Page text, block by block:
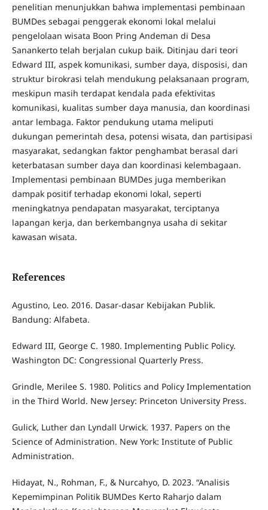
penelitian menunjukkan bahwa implementasi pembinaan
BUMDes sebagai penggerak ekonomi lokal melalui
pengelolaan wisata Boon Pring Andeman di Desa
Sanankerto telah berjalan cukup baik. Ditinjau dari teori
Edward III, aspek komunikasi, sumber daya, disposisi, dan
struktur birokrasi telah mendukung pelaksanaan program,
meskipun masih terdapat kendala pada efektivitas
komunikasi, kualitas sumber daya manusia, dan koordinasi
antar lembaga. Faktor pendukung utama meliputi
dukungan pemerintah desa, potensi wisata, dan partisipasi
masyarakat, sedangkan faktor penghambat berasal dari
keterbatasan sumber daya dan koordinasi kelembagaan.
Implementasi pembinaan BUMDes juga memberikan
dampak positif terhadap ekonomi lokal, seperti
meningkatnya pendapatan masyarakat, terciptanya
lapangan kerja, dan berkembangnya usaha di sekitar
kawasan wisata.
References
Agustino, Leo. 2016. Dasar-dasar Kebijakan Publik.
Bandung: Alfabeta.
Edward III, George C. 1980. Implementing Public Policy.
Washington DC: Congressional Quarterly Press.
Grindle, Merilee S. 1980. Politics and Policy Implementation
in the Third World. New Jersey: Princeton University Press.
Gulick, Luther dan Lyndall Urwick. 1937. Papers on the
Science of Administration. New York: Institute of Public
Administration.
Hidayat, N., Rohman, F., & Nurcahyo, D. 2023. “Analisis
Kepemimpinan Politik BUMDes Kerto Raharjo dalam